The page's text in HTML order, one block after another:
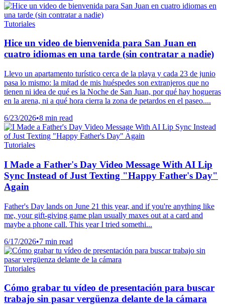
Tutoriales
Hice un video de bienvenida para San Juan en
cuatro idiomas en una tarde (sin contratar a nadie)
Llevo un apartamento turístico cerca de la playa y cada 23 de junio
pasa lo mismo: la mitad de mis huéspedes son extranjeros que no
tienen ni idea de qué es la Noche de San Juan, por qué hay hogueras
en la arena, ni a qué hora cierra la zona de petardos en el paseo....
6/23/2026•8 min read
Tutoriales
I Made a Father's Day Video Message With AI Lip
Sync Instead of Just Texting "Happy Father's Day"
Again
Father's Day lands on June 21 this year, and if you're anything like
me, your gift-giving game plan usually maxes out at a card and
maybe a phone call. This year I tried somethi...
6/17/2026•7 min read
Tutoriales
Cómo grabar tu vídeo de presentación para buscar
trabajo sin pasar vergüenza delante de la cámara